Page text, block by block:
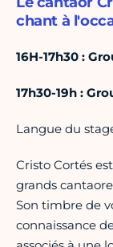
chant à
16H-17h30 :
17h30-19h :
Langue du
Cristo Cortés
grands
Son timbre de
connaissance